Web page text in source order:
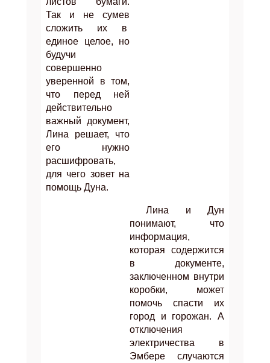
Так и не сумев
сложить их в
единое целое, но
будучи
совершенно
уверенной в том,
что перед ней
действительно
важный документ,
Лина решает, что
его нужно
расшифровать,
для чего зовет на
помощь Дуна.
Лина и Дун
понимают, что
информация,
которая содержится
в документе,
заключенном внутри
коробки, может
помочь спасти их
город и горожан. А
отключения
электричества в
Эмбере случаются